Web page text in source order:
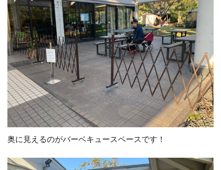
奥に見えるのがバーベキュースペースです！